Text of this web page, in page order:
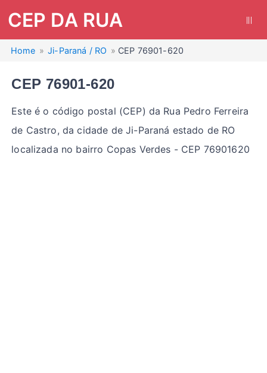
CEP DA RUA
Home Ji-Paraná / RO CEP 76901-620
CEP 76901-620
Este é o código postal (CEP) da Rua Pedro Ferreira
de Castro, da cidade de Ji-Paraná estado de RO
localizada no bairro Copas Verdes - CEP 76901620